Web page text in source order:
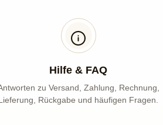
Hilfe & FAQ
zu Versand, Zahlung, Rechnung,
Rückgabe und häufigen Fragen.